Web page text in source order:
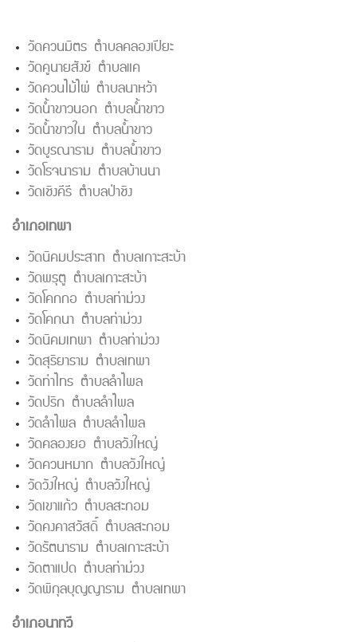
วัดควนมิตร ตำบลคลองเปียะ
วัดคูนายสังข์ ตำบลแค
วัดควนไม้ไผ่ ตำบลนาหว้า
วัดน้ำขาวนอก ตำบลน้ำขาว
วัดน้ำขาวใน ตำบลน้ำขาว
วัดบูรณาราม ตำบลน้ำขาว
วัดโรจนาราม ตำบลบ้านนา
วัดเชิงคีรี ตำบลป่าชิง
อำเภอเทพา
วัดนิคมประสาท ตำบลเกาะสะบ้า
วัดพรุตู ตำบลเกาะสะบ้า
วัดโคกกอ ตำบลท่าม่วง
วัดโคกนา ตำบลท่าม่วง
วัดนิคมเทพา ตำบลท่าม่วง
วัดสุริยาราม ตำบลเทพา
วัดท่าไทร ตำบลลำไพล
วัดปริก ตำบลลำไพล
วัดลำไพล ตำบลลำไพล
วัดคลองยอ ตำบลวังใหญ่
วัดควนหมาก ตำบลวังใหญ่
วัดวังใหญ่ ตำบลวังใหญ่
วัดเขาแก้ว ตำบลสะกอม
วัดคงคาสวัสดิ์ ตำบลสะกอม
วัดรัตนาราม ตำบลเกาะสะบ้า
วัดตาแปด ตำบลท่าม่วง
วัดพิกุลบุญญาราม ตำบลเทพา
อำเภอนาทวี